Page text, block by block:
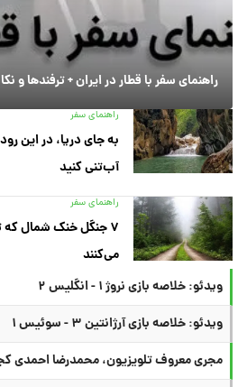
راهنمای سفر با قطار در ایران + ترفندها و
راهنمای سفر
به جای دریا، در این
آب‌تنی کنید
راهنمای سفر
۷ جنگل خنک شمال که
می‌کنند
ویدئو: خلاصه بازی نروژ ۱ - انگلیس ۲
ویدئو: خلاصه بازی آرژانتین ۳ - سوئیس ۱
مجری معروف تلویزیون، محمدرضا احمدی